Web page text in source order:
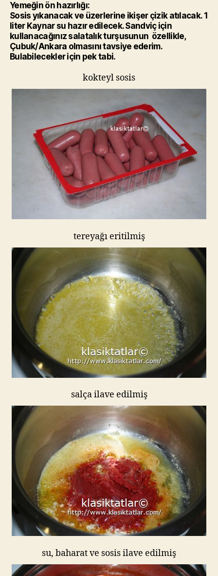
Yemeğin ön hazırlığı:
Sosis yıkanacak ve üzerlerine ikişer çizik atılacak. 1
liter Kaynar su hazır edilecek. Sandviç için
kullanacağınız salatalık turşusunun özellikle,
Çubuk/Ankara olmasını tavsiye ederim.
Bulabilecekler için pek tabi.
kokteyl sosis
tereyağı eritilmiş
salça ilave edilmiş
su, baharat ve sosis ilave edilmiş